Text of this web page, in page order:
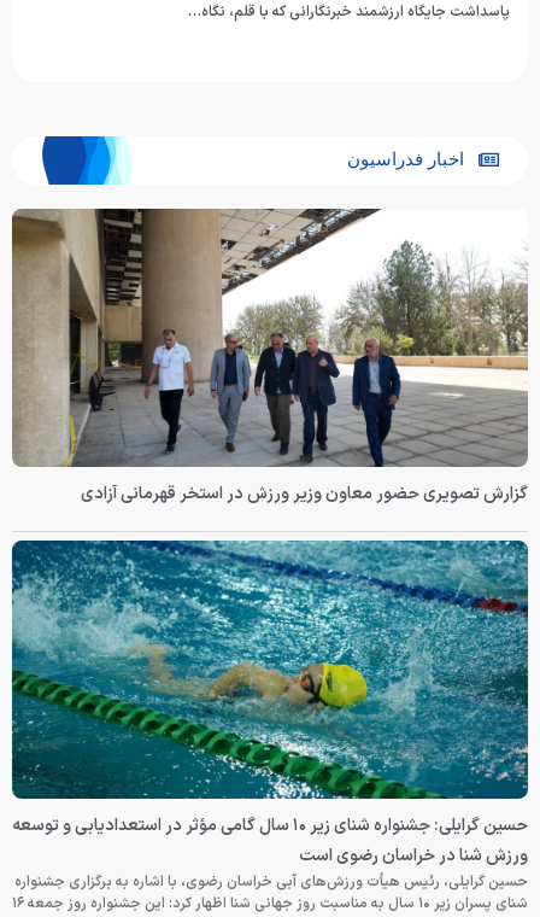
پاسداشت جایگاه ارزشمند خبرنگارانی که با قلم، نگاه…
اخبار فدراسیون
گزارش تصویری حضور معاون وزیر ورزش در استخر قهرمانی آزادی
حسین گرایلی: جشنواره شنای زیر ۱۰ سال گامی مؤثر در استعدادیابی و توسعه
ورزش شنا در خراسان رضوی است
حسین گرایلی، رئیس هیأت ورزش‌های آبی خراسان رضوی، با اشاره به برگزاری جشنواره
شنای پسران زیر ۱۰ سال به مناسبت روز جهانی شنا اظهار کرد: این جشنواره روز جمعه‌ ۱۶